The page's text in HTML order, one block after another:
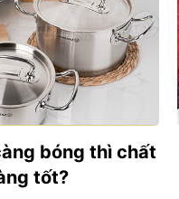
bóng thì chất
tốt?